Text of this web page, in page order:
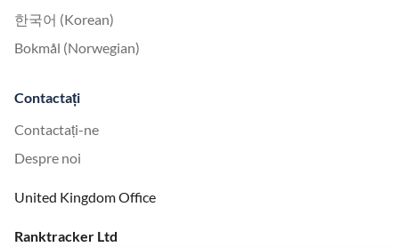
한국어 (Korean)
Bokmål (Norwegian)
Contactați
Contactați-ne
Despre noi
United Kingdom Office
Ranktracker Ltd